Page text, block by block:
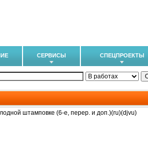
СЕРВИСЫ СПЕЦПРОЕКТЫ
штамповке (6-e, перер. и доп.)(ru)(djvu)